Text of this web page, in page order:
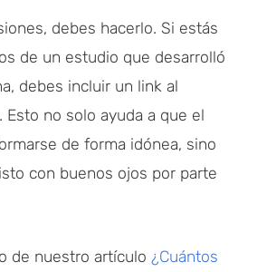
debes hacerlo. Si estás
de un estudio que desarrolló
debes incluir un link al
no solo ayuda a que el
de forma idónea, sino
con buenos ojos por parte
de nuestro artículo ¿Cuántos